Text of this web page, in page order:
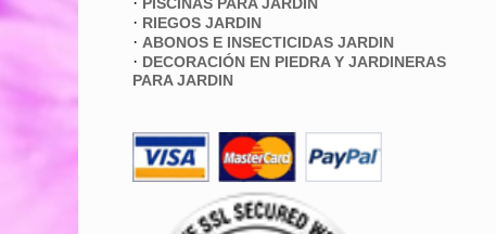
· RIEGOS JARDIN
· ABONOS E INSECTICIDAS JARDIN
· DECORACIÓN EN PIEDRA Y JARDINERAS
PARA JARDIN